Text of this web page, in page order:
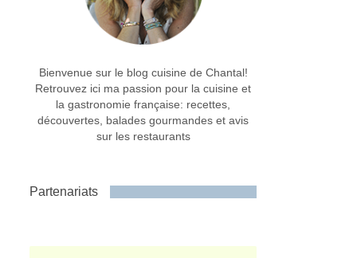
Bienvenue sur le blog cuisine de Chantal!
Retrouvez ici ma passion pour la cuisine et
la gastronomie française: recettes,
découvertes, balades gourmandes et avis
sur les restaurants
Partenariats